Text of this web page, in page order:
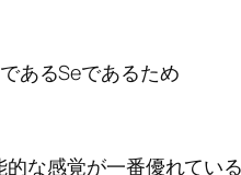
あるSeであるため
な感覚が一番優れてい